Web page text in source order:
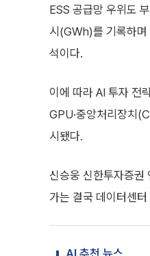
ESS 공급망 우위도
시(GWh)를 기록하
석이다.
이에 따라 AI 투자 전
GPU·중앙처리장치
시됐다.
신승웅 신한투자증권
가는 결국 데이터센
AI 추천 뉴스